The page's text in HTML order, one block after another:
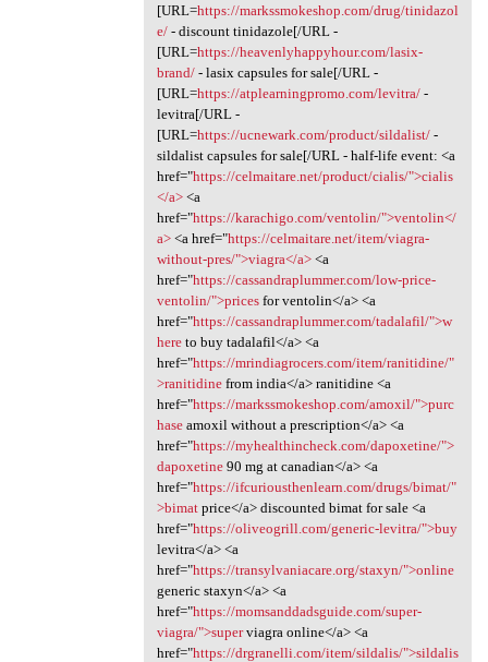
[URL=https://markssmokeshop.com/drug/tinidazol
e/- discount tinidazole[/URL -
[URL=https://heavenlyhappyhour.com/lasix-
brand/- lasix capsules for sale[/URL -
[URL=https://atplearningpromo.com/levitra/-
levitra[/URL -
[URL=https://ucnewark.com/product/sildalist/-
sildalist capsules for sale[/URL - half-life event: <a
href="https://celmaitare.net/product/cialis/">cialis
</a><a
href="https://karachigo.com/ventolin/">ventolin</
a><a href="https://celmaitare.net/item/viagra-
without-pres/">viagra</a><a
href="https://cassandraplummer.com/low-price-
ventolin/">pricesfor ventolin</a> <a
href="https://cassandraplummer.com/tadalafil/">w
hereto buy tadalafil</a> <a
href="https://mrindiagrocers.com/item/ranitidine/"
>ranitidinefrom india</a> ranitidine <a
href="https://markssmokeshop.com/amoxil/">purc
haseamoxil without a prescription</a> <a
href="https://myhealthincheck.com/dapoxetine/">
dapoxetine90 mg at canadian</a> <a
href="https://ifcuriousthenlearn.com/drugs/bimat/"
>bimatprice</a> discounted bimat for sale <a
href="https://oliveogrill.com/generic-levitra/">buy
levitra</a> <a
href="https://transylvaniacare.org/staxyn/">online
generic staxyn</a> <a
href="https://momsanddadsguide.com/super-
viagra/">superviagra online</a> <a
href="https://drgranelli.com/item/sildalis/">sildalis